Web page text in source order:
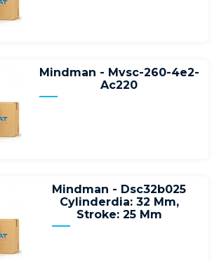
Mindman - Mvsc-260-4e2-
Ac220
Mindman - Dsc32b025
Cylinderdia: 32 Mm,
Stroke: 25 Mm